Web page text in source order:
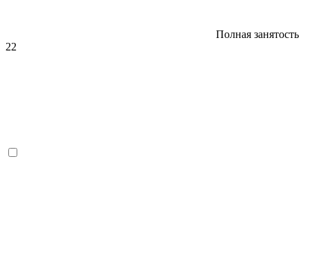
Полная занятость
22